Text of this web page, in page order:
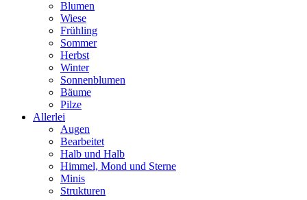
Blumen
Wiese
Frühling
Sommer
Herbst
Winter
Sonnenblumen
Bäume
Pilze
Allerlei
Augen
Bearbeitet
Halb und Halb
Himmel, Mond und Sterne
Minis
Strukturen